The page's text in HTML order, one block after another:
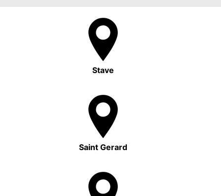
Stave
Saint Gerard